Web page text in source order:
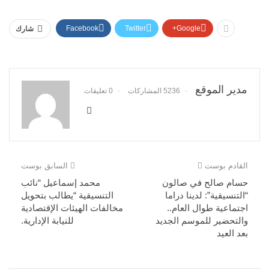
شارك Facebook Twitter Google+
مدير الموقع 5236 المشاركات 0 تعليقات
السابق بوست
محمد إسماعيل “نائب
التنسيقية “يطالب بتحويل
مخالفات الهيئات الإقتصادية
للنيابة الإدارية.
القادم بوست
حسام صالح في صالون
“التنسيقية”: لدينا دراما
اجتماعية طوال العام..
والتحضير للموسم الجديد
بعد العيد